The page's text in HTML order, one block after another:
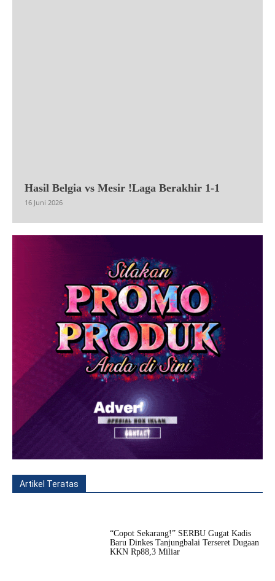
Hasil Belgia vs Mesir !Laga Berakhir 1-1
16 Juni 2026
Artikel Teratas
“Copot Sekarang!” SERBU Gugat Kadis
Baru Dinkes Tanjungbalai Terseret Dugaan
KKN Rp88,3 Miliar